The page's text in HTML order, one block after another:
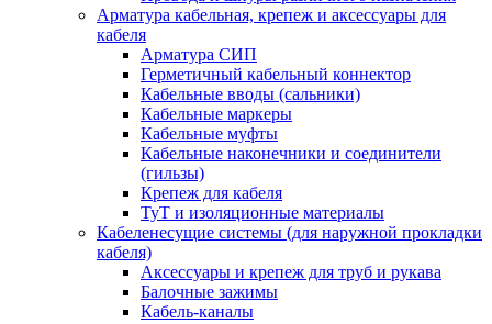
Арматура кабельная, крепеж и аксессуары для
кабеля
Арматура СИП
Герметичный кабельный коннектор
Кабельные вводы (сальники)
Кабельные маркеры
Кабельные муфты
Кабельные наконечники и соединители
(гильзы)
Крепеж для кабеля
ТуТ и изоляционные материалы
Кабеленесущие системы (для наружной прокладки
кабеля)
Аксессуары и крепеж для труб и рукава
Балочные зажимы
Кабель-каналы